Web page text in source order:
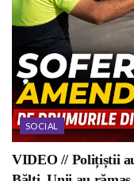
SOCIAL
VIDEO // Polițiștii